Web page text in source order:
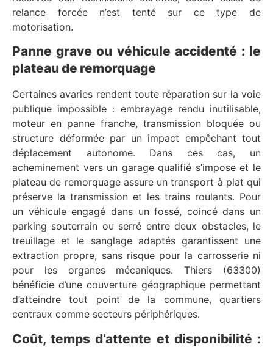
relance forcée n’est tenté sur ce type de
motorisation.
Panne grave ou véhicule accidenté : le
plateau de remorquage
Certaines avaries rendent toute réparation sur la voie
publique impossible : embrayage rendu inutilisable,
moteur en panne franche, transmission bloquée ou
structure déformée par un impact empêchant tout
déplacement autonome. Dans ces cas, un
acheminement vers un garage qualifié s’impose et le
plateau de remorquage assure un transport à plat qui
préserve la transmission et les trains roulants. Pour
un véhicule engagé dans un fossé, coincé dans un
parking souterrain ou serré entre deux obstacles, le
treuillage et le sanglage adaptés garantissent une
extraction propre, sans risque pour la carrosserie ni
pour les organes mécaniques. Thiers (63300)
bénéficie d’une couverture géographique permettant
d’atteindre tout point de la commune, quartiers
centraux comme secteurs périphériques.
Coût, temps d’attente et disponibilité :